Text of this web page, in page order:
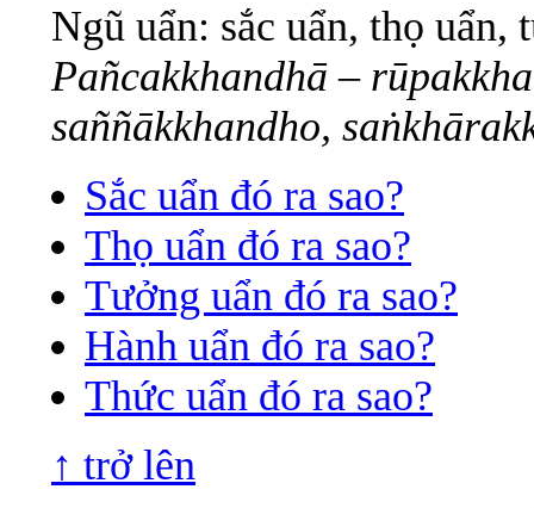
Ngũ uẩn: sắc uẩn, thọ uẩn,
Pañcakkhandhā –
saññākkhandho,
Sắc uẩn đó ra sao?
Thọ uẩn đó ra sao?
Tưởng uẩn đó ra sao?
Hành uẩn đó ra sao?
Thức uẩn đó ra sao?
↑ trở lên